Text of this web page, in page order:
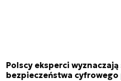
Polscy eksperci
bezpieczeństwa